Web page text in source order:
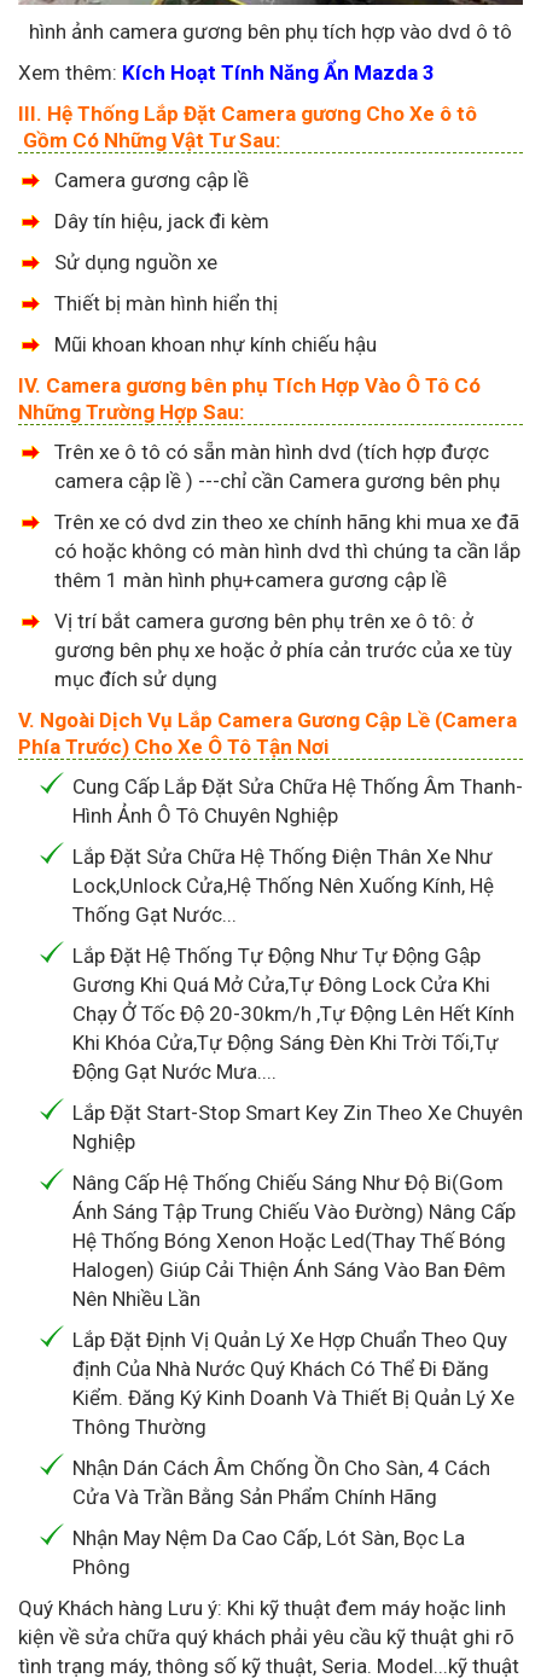
hình ảnh camera gương bên phụ tích hợp vào dvd ô tô
Xem thêm: Kích Hoạt Tính Năng Ẩn Mazda 3
III. Hệ Thống Lắp Đặt Camera gương Cho Xe ô tô
Gồm Có Những Vật Tư Sau:
Camera gương cập lề
Dây tín hiệu, jack đi kèm
Sử dụng nguồn xe
Thiết bị màn hình hiển thị
Mũi khoan khoan nhự kính chiếu hậu
IV. Camera gương bên phụ Tích Hợp Vào Ô Tô Có
Những Trường Hợp Sau:
Trên xe ô tô có sẵn màn hình dvd (tích hợp được
camera cập lề ) ---chỉ cần Camera gương bên phụ
Trên xe có dvd zin theo xe chính hãng khi mua xe đã
có hoặc không có màn hình dvd thì chúng ta cần lắp
thêm 1 màn hình phụ+camera gương cập lề
Vị trí bắt camera gương bên phụ trên xe ô tô: ở
gương bên phụ xe hoặc ở phía cản trước của xe tùy
mục đích sử dụng
V. Ngoài Dịch Vụ Lắp Camera Gương Cập Lề (Camera
Phía Trước) Cho Xe Ô Tô Tận Nơi
Cung Cấp Lắp Đặt Sửa Chữa Hệ Thống Âm Thanh-
Hình Ảnh Ô Tô Chuyên Nghiệp
Lắp Đặt Sửa Chữa Hệ Thống Điện Thân Xe Như
Lock,Unlock Cửa,Hệ Thống Nên Xuống Kính, Hệ
Thống Gạt Nước...
Lắp Đặt Hệ Thống Tự Động Như Tự Động Gập
Gương Khi Quá Mở Cửa,Tự Đông Lock Cửa Khi
Chạy Ở Tốc Độ 20-30km/h ,Tự Động Lên Hết Kính
Khi Khóa Cửa,Tự Động Sáng Đèn Khi Trời Tối,Tự
Động Gạt Nước Mưa....
Lắp Đặt Start-Stop Smart Key Zin Theo Xe Chuyên
Nghiệp
Nâng Cấp Hệ Thống Chiếu Sáng Như Độ Bi(Gom
Ánh Sáng Tập Trung Chiếu Vào Đường) Nâng Cấp
Hệ Thống Bóng Xenon Hoặc Led(Thay Thế Bóng
Halogen) Giúp Cải Thiện Ánh Sáng Vào Ban Đêm
Nên Nhiều Lần
Lắp Đặt Định Vị Quản Lý Xe Hợp Chuẩn Theo Quy
định Của Nhà Nước Quý Khách Có Thể Đi Đăng
Kiểm. Đăng Ký Kinh Doanh Và Thiết Bị Quản Lý Xe
Thông Thường
Nhận Dán Cách Âm Chống Ồn Cho Sàn, 4 Cách
Cửa Và Trần Bằng Sản Phẩm Chính Hãng
Nhận May Nệm Da Cao Cấp, Lót Sàn, Bọc La
Phông
Quý Khách hàng Lưu ý: Khi kỹ thuật đem máy hoặc linh
kiện về sửa chữa quý khách phải yêu cầu kỹ thuật ghi rõ
tình trạng máy, thông số kỹ thuật, Seria. Model...kỹ thuật